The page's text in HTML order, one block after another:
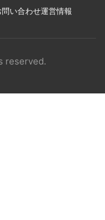
問い合わせ運営情報
reserved.